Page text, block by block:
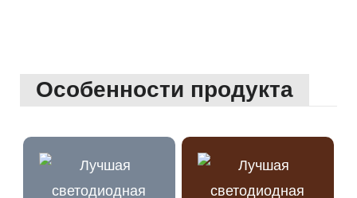
Особенности продукта